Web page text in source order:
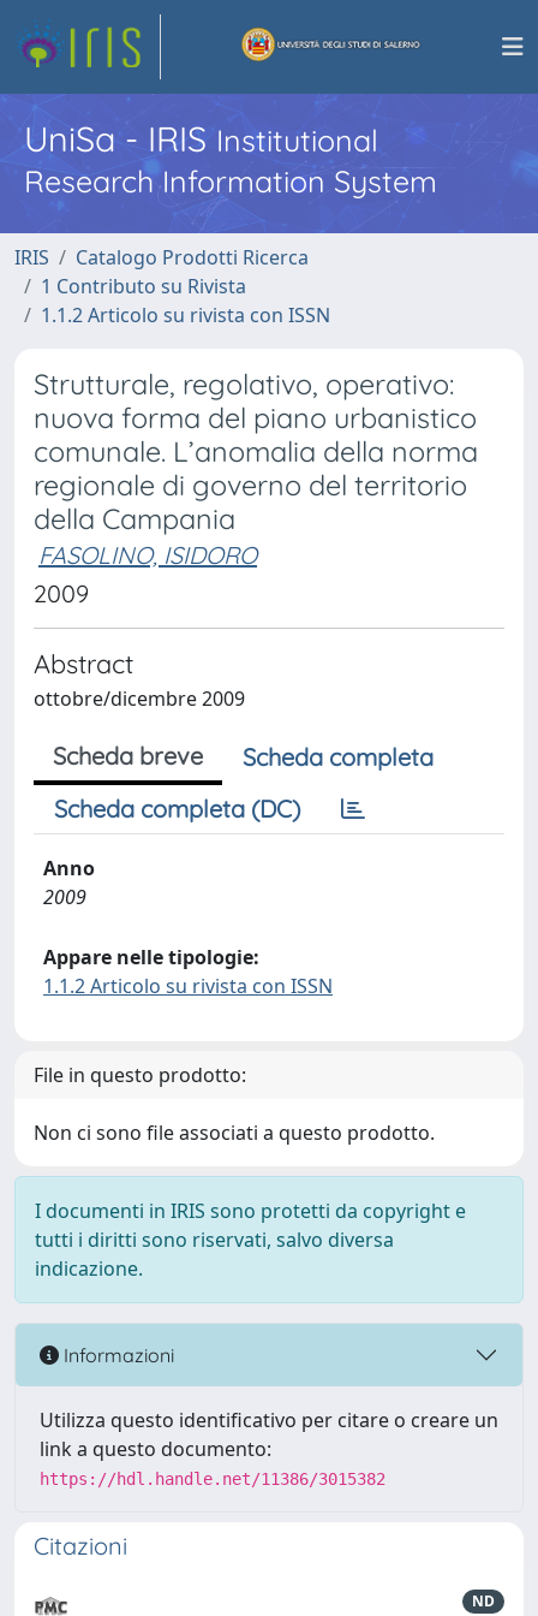
UniSa - IRISInstitutional
Research Information System
IRIS
Catalogo Prodotti Ricerca
1 Contributo su Rivista
1.1.2 Articolo su rivista con ISSN
Strutturale, regolativo, operativo:
nuova forma del piano urbanistico
comunale. L’anomalia della norma
regionale di governo del territorio
della Campania
FASOLINO, ISIDORO
2009
Abstract
ottobre/dicembre 2009
Scheda breve
Scheda completa
Scheda completa (DC)
Anno
2009
Appare nelle tipologie:
1.1.2 Articolo su rivista con ISSN
File in questo prodotto:
Non ci sono file associati a questo prodotto.
I documenti in IRIS sono protetti da copyright e
tutti i diritti sono riservati, salvo diversa
indicazione.
Informazioni
Utilizza questo identificativo per citare o creare un
link a questo documento:
https://hdl.handle.net/11386/3015382
Citazioni
ND